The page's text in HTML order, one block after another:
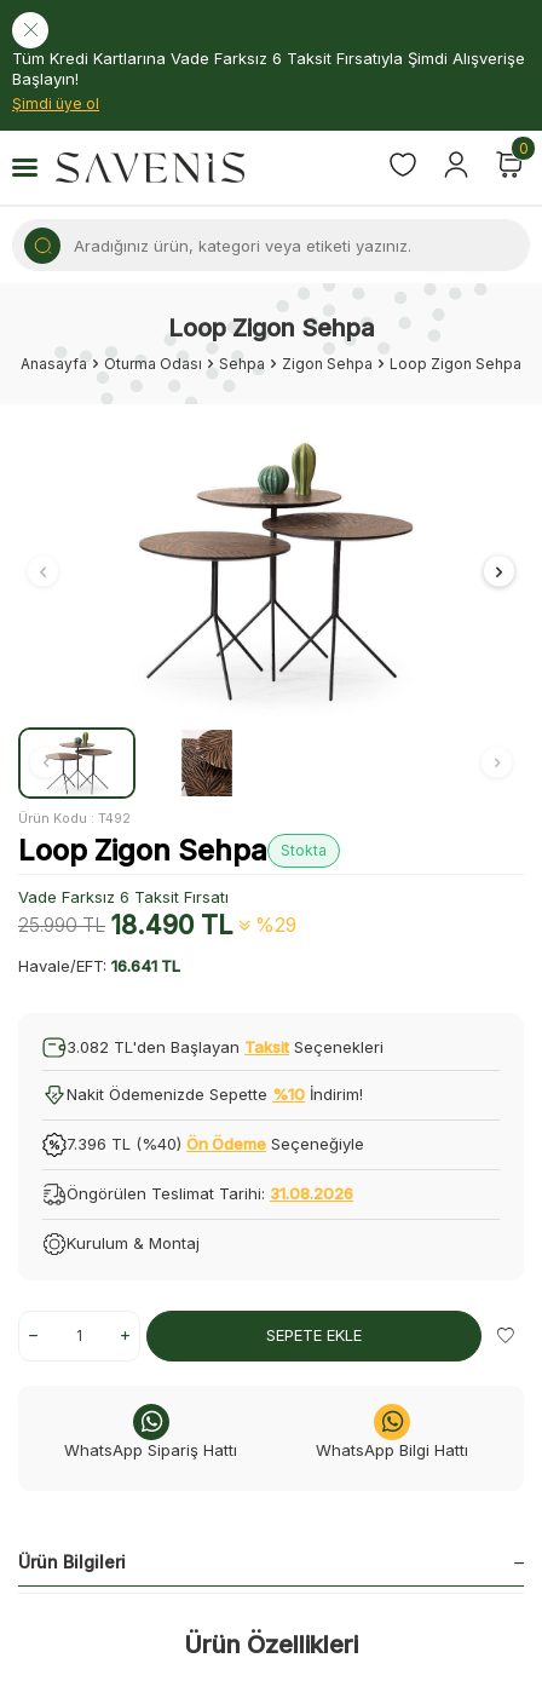
Tüm Kredi Kartlarına Vade Farksız 6 Taksit Fırsatıyla Şimdi Alışverişe
Başlayın!
Şimdi üye ol
0
Loop Zigon Sehpa
Anasayfa Oturma Odası Sehpa Zigon Sehpa Loop Zigon Sehpa
Ürün Kodu : T492
Loop Zigon Sehpa Stokta
Vade Farksız 6 Taksit Fırsatı
25.990TL 18.490TL %29
Havale/EFT: 16.641 TL
3.082 TL'den Başlayan Taksit Seçenekleri
Nakit Ödemenizde Sepette %10 İndirim!
7.396 TL (%40) Ön Ödeme Seçeneğiyle
Öngörülen Teslimat Tarihi: 31.08.2026
Kurulum & Montaj
SEPETE EKLE
WhatsApp Sipariş Hattı WhatsApp Bilgi Hattı
Ürün Bilgileri
Ürün Özellikleri